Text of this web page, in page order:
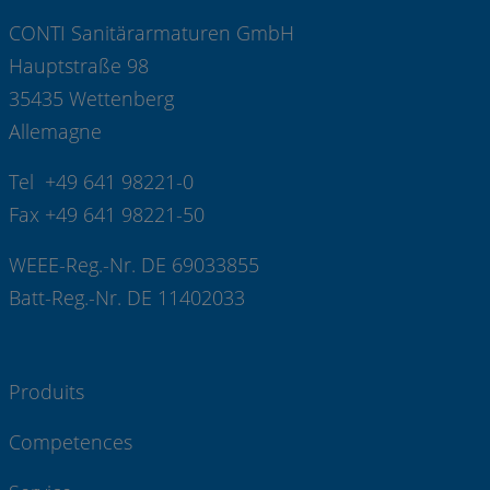
CONTI Sanitärarmaturen GmbH
Hauptstraße 98
35435 Wettenberg
Allemagne
Tel +49 641 98221-0
Fax +49 641 98221-50
WEEE-Reg.-Nr. DE 69033855
Batt-Reg.-Nr. DE 11402033
Produits
Competences